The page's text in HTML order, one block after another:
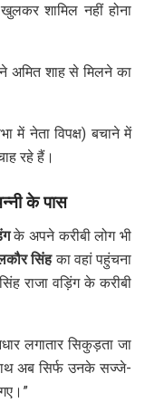
शामिल नहीं होना
अमित शाह से मिलने का
में नेता विपक्ष) बचाने में
रहे हैं।
के पास
के अपने करीबी लोग भी
सिंहका वहां पहुंचना
राजा वड़िंग के करीबी
लगातार सिकुड़ता जा
अब सिर्फ उनके सज्जे-